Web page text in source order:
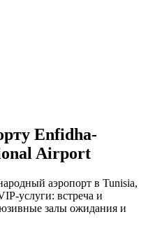
Enfidha-
Airport
аэропорт в Tunisia,
услуги: встреча и
залы ожидания и